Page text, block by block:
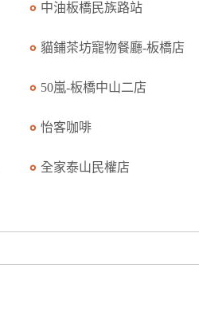
中油板橋民族路站
貓鋪茶坊寵物餐廳-板橋店
50嵐-板橋中山二店
怡客咖啡
全家泰山民權店